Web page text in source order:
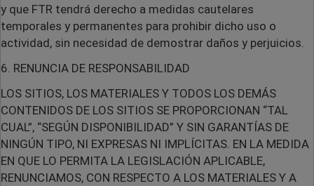
y que FTR tendrá derecho a medidas cautelares
temporales y permanentes para prohibir dicho uso o
actividad, sin necesidad de demostrar daños y perjuicios.
6. RENUNCIA DE RESPONSABILIDAD
LOS SITIOS, LOS MATERIALES Y TODOS LOS DEMÁS
CONTENIDOS DE LOS SITIOS SE PROPORCIONAN “TAL
CUAL”, “SEGÚN DISPONIBILIDAD” Y SIN GARANTÍAS DE
NINGÚN TIPO, NI EXPRESAS NI IMPLÍCITAS. EN LA MEDIDA
EN QUE LO PERMITA LA LEGISLACIÓN APLICABLE,
RENUNCIAMOS, CON RESPECTO A LOS MATERIALES Y A